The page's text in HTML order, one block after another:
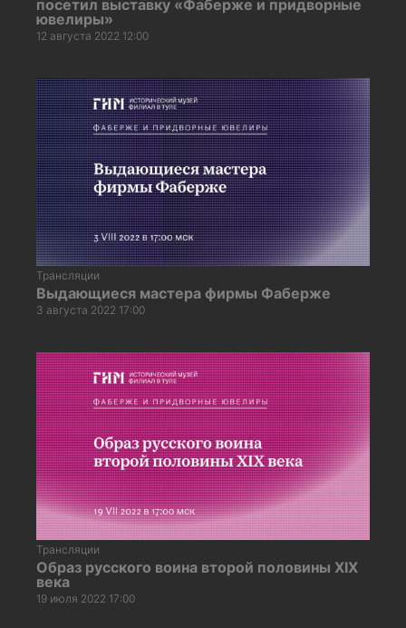
посетил выставку «Фаберже и придворные
ювелиры»
12 августа 2022 12:00
Трансляции
Выдающиеся мастера фирмы Фаберже
3 августа 2022 17:00
Трансляции
Образ русского воина второй половины XIX
века
19 июля 2022 17:00